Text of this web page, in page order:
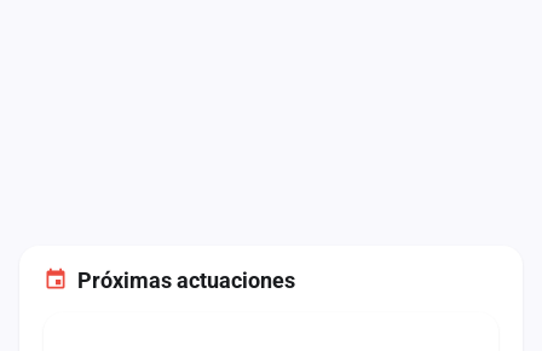
Próximas actuaciones